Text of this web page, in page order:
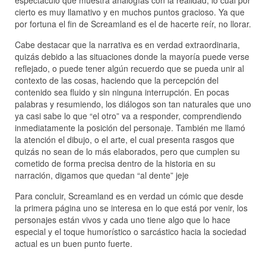
cierto es muy llamativo y en muchos puntos gracioso. Ya que
por fortuna el fin de Screamland es el de hacerte reír, no llorar.
Cabe destacar que la narrativa es en verdad extraordinaria,
quizás debido a las situaciones donde la mayoría puede verse
reflejado, o puede tener algún recuerdo que se pueda unir al
contexto de las cosas, haciendo que la percepción del
contenido sea fluido y sin ninguna interrupción. En pocas
palabras y resumiendo, los diálogos son tan naturales que uno
ya casi sabe lo que “el otro” va a responder, comprendiendo
inmediatamente la posición del personaje. También me llamó
la atención el dibujo, o el arte, el cual presenta rasgos que
quizás no sean de lo más elaborados, pero que cumplen su
cometido de forma precisa dentro de la historia en su
narración, digamos que quedan “al dente” jeje
Para concluir, Screamland es en verdad un cómic que desde
la primera página uno se interesa en lo que está por venir, los
personajes están vivos y cada uno tiene algo que lo hace
especial y el toque humorístico o sarcástico hacia la sociedad
actual es un buen punto fuerte.